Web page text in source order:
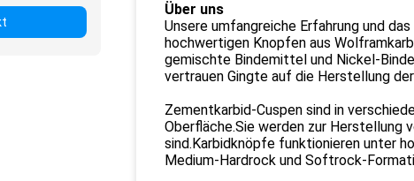
Über uns
Unsere umfangreiche Erfahrung und
hochwertigen Knopfen aus
gemischte Bindemittel und Nickel-
vertrauen Gingte auf die Herstellung
Zementkarbid-Cuspen sind in
Oberfläche.Sie werden zur Herstellung
sind.Karbidknöpfe funktionieren unter
Medium-Hardrock und Softrock-